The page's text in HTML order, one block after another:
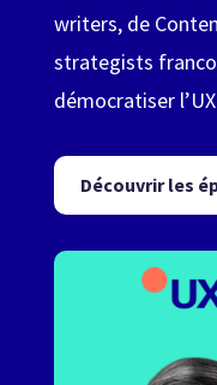
writers, de
strategists
démocratiser
Découvrir les